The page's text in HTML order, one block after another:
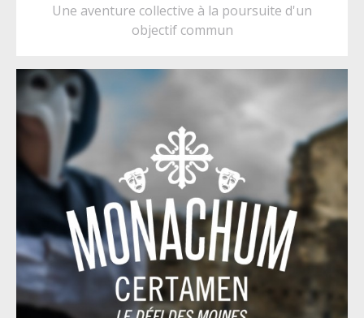
Une aventure collective à la poursuite d'un
objectif commun